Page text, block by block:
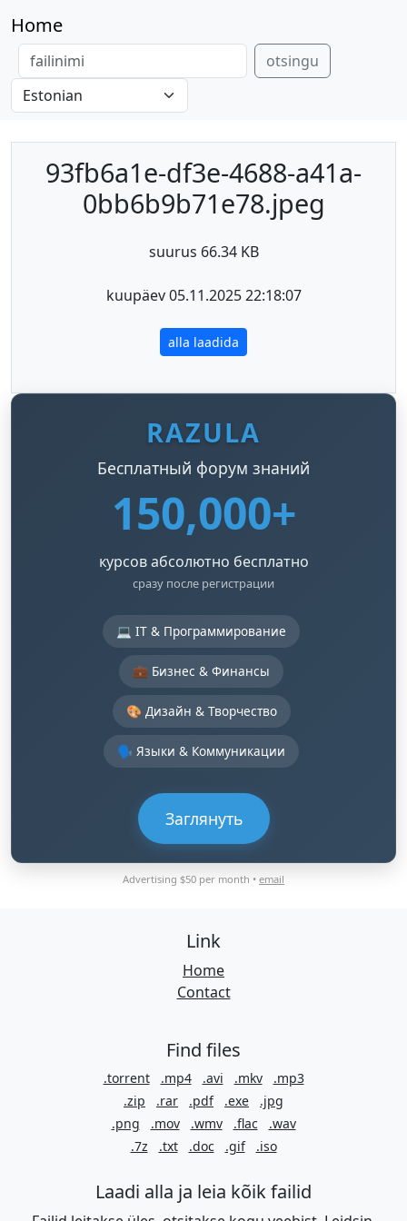
Home
otsingu
93fb6a1e-df3e-4688-a41a-
0bb6b9b71e78.jpeg
suurus 66.34 KB
kuupäev 05.11.2025 22:18:07
alla laadida
RAZULA
Бесплатный форум знаний
150,000+
курсов абсолютно бесплатно
сразу после регистрации
💻 IT & Программирование
💼 Бизнес & Финансы
🎨 Дизайн & Творчество
🗣️ Языки & Коммуникации
Заглянуть
Advertising $50 per month • email
Link
Home
Contact
Find files
.torrent .mp4 .avi .mkv
.mp3
.zip
.rar .pdf .exe
.jpg
.png
.mov .wmv .flac
.wav
.7z
.txt .doc .gif .iso
Laadi alla ja leia kõik failid